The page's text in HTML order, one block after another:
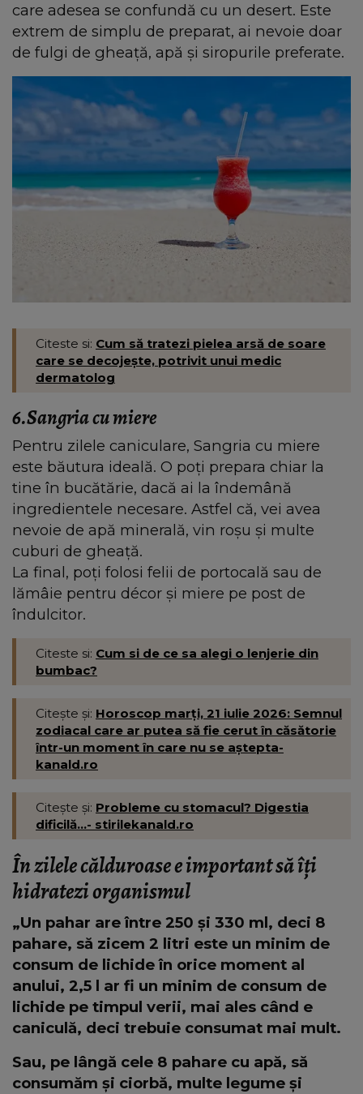
care adesea se confundă cu un desert. Este
extrem de simplu de preparat, ai nevoie doar
de fulgi de gheață, apă și siropurile preferate.
Citeste si: Cum să tratezi pielea arsă de soare
care se decojește, potrivit unui medic
dermatolog
6.Sangria cu miere
Pentru zilele caniculare, Sangria cu miere
este băutura ideală. O poți prepara chiar la
tine în bucătărie, dacă ai la îndemână
ingredientele necesare. Astfel că, vei avea
nevoie de apă minerală, vin roșu și multe
cuburi de gheață.
La final, poți folosi felii de portocală sau de
lămâie pentru décor și miere pe post de
îndulcitor.
Citeste si: Cum si de ce sa alegi o lenjerie din
bumbac?
Citește și: Horoscop marți, 21 iulie 2026: Semnul
zodiacal care ar putea să fie cerut în căsătorie
într-un moment în care nu se aștepta-
kanald.ro
Citește și: Probleme cu stomacul? Digestia
dificilă...- stirilekanald.ro
În zilele călduroase e important să îți
hidratezi organismul
„Un pahar are între 250 și 330 ml, deci 8
pahare, să zicem 2 litri este un minim de
consum de lichide în orice moment al
anului, 2,5 l ar fi un minim de consum de
lichide pe timpul verii, mai ales când e
caniculă, deci trebuie consumat mai mult.
Sau, pe lângă cele 8 pahare cu apă, să
consumăm și ciorbă, multe legume și